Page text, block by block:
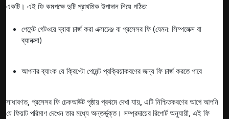
একটি। এই ফি কমপক্ষে দুটি প্রাথমিক উপাদান নিয়ে গঠিত:
পেমেন্ট গেটওয়ে দ্বারা চার্জ করা এক্সচেঞ্জ বা প্রসেসর ফি (যেমন: সিম্পলেক্স বা
ব্যানক্সা)
আপনার ব্যাংক যে ক্রিপ্টো পেমেন্ট প্রক্রিয়াকরণের জন্য ফি চার্জ করতে পারে
সাধারণত, প্রসেসর ফি চেকআউট পৃষ্ঠায় প্রথমে দেখা যায়, এটি নিশ্চিতকরণের আগে আপনি
যে ফিয়াট পরিমাণ দেখেন তার মধ্যে অন্তর্ভুক্ত। সম্প্রদায়ের রিপোর্ট অনুযায়ী, এই ফি